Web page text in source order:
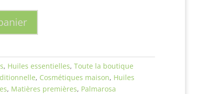
, Huiles essentielles, Toute la boutique
, Cosmétiques maison, Huiles
, Matières premières, Palmarosa